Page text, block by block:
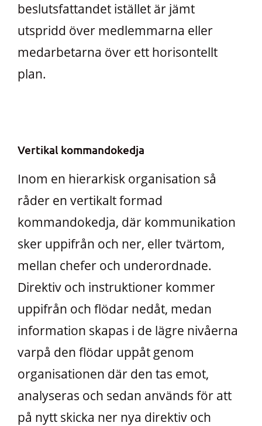
beslutsfattandet istället är jämt
utspridd över medlemmarna eller
medarbetarna över ett horisontellt
plan.
Vertikal kommandokedja
Inom en hierarkisk organisation så
råder en vertikalt formad
kommandokedja, där kommunikation
sker uppifrån och ner, eller tvärtom,
mellan chefer och underordnade.
Direktiv och instruktioner kommer
uppifrån och flödar nedåt, medan
information skapas i de lägre nivåerna
varpå den flödar uppåt genom
organisationen där den tas emot,
analyseras och sedan används för att
på nytt skicka ner nya direktiv och